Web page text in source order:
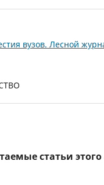
вузов. Лесной
статьи этого